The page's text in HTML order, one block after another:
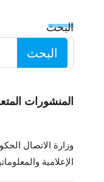
البحث
البحث
المنشورات
وزارة الاتصال
الإعلامية